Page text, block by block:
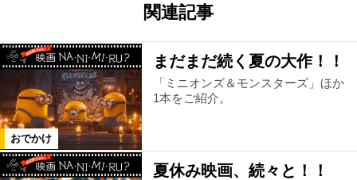
関連記事
おでかけ
まだまだ続く夏の大作！！
「ミニオンズ＆モンスターズ」ほか
1本をご紹介。
夏休み映画、続々と！！